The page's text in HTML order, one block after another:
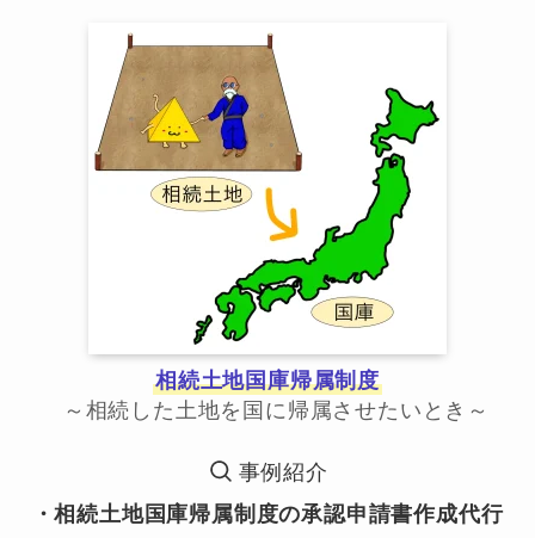
相続土地国庫帰属制度
～相続した土地を国に帰属させたいとき～
事例紹介
・相続土地国庫帰属制度の承認申請書作成代行